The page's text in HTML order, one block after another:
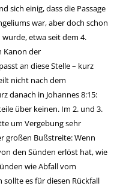
sich einig, dass die Passage
war, aber doch schon
etwa seit dem 4.
Kanon der
an diese Stelle – kurz
nicht nach dem
danach in Johannes 8:15:
über keinen. Im 2. und 3.
um Vergebung sehr
großen Bußstreite: Wenn
den Sünden erlöst hat, wie
wie Abfall vom
es für diesen Rückfall